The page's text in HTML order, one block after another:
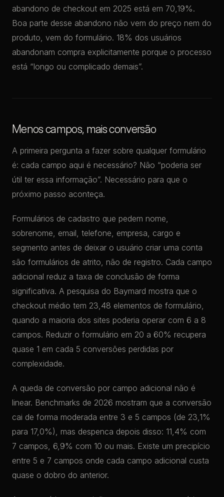
abandono de checkout em 2025 está em 70,19%.
Boa parte desse abandono não vem do preço nem do
produto, vem do formulário. 18% dos usuários
abandonam compra explicitamente porque o processo
está “longo ou complicado demais”.
Menos campos, mais conversão
A primeira pergunta a fazer sobre qualquer formulário
é: cada campo aqui é necessário? Não “poderia ser
útil ter essa informação”. Necessário para que o
próximo passo aconteça.
Formulários de cadastro que pedem nome,
sobrenome, email, telefone, empresa, cargo e
segmento antes de deixar o usuário criar uma conta
são formulários de atrito, não de registro. Cada campo
adicional reduz a taxa de conclusão de forma
significativa. A pesquisa do Baymard mostra que o
checkout médio tem 23,48 elementos de formulário,
quando a maioria dos sites poderia operar com 6 a 8
campos. Reduzir o formulário em 20 a 60% recupera
quase 1 em cada 5 conversões perdidas por
complexidade.
A queda de conversão por campo adicional não é
linear. Benchmarks de 2026 mostram que a conversão
cai de forma moderada entre 3 e 5 campos (de 23,1%
para 17,0%), mas despenca depois disso: 11,4% com
7 campos, 6,9% com 10 ou mais. Existe um precipício
entre 5 e 7 campos onde cada campo adicional custa
quase o dobro do anterior.